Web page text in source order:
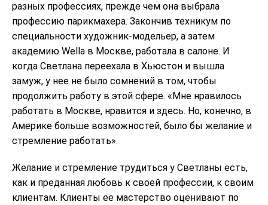
разных профессиях, прежде чем она выбрала
профессию парикмахера. Закончив техникум по
специальности художник-модельер, а затем
академию Wella в Москве, работала в салоне. И
когда Светлана переехала в Хьюстон и вышла
замуж, у нее не было сомнений в том, чтобы
продолжить работу в этой сфере. «Мне нравилось
работать в Москве, нравится и здесь. Но, конечно, в
Америке больше возможностей, было бы желание и
стремление работать».
Желание и стремление трудиться у Светланы есть,
как и преданная любовь к своей профессии, к своим
клиентам. Клиенты ее мастерство оценивают по